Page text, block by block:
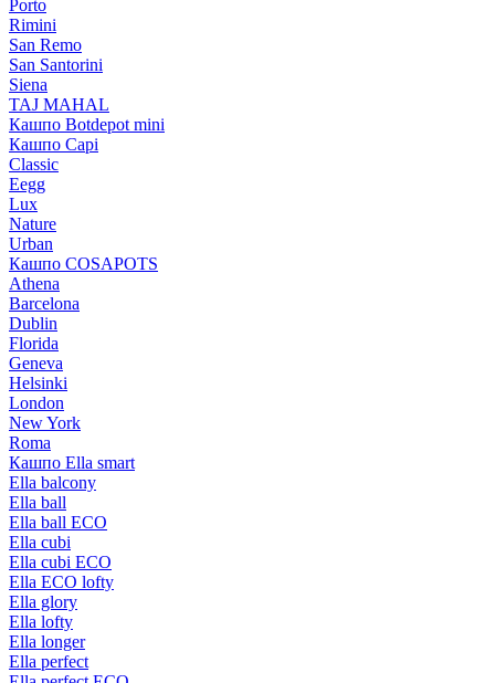
Porto
Rimini
San Remo
San Santorini
Siena
TAJ MAHAL
Кашпо Botdepot mini
Кашпо Capi
Classic
Eegg
Lux
Nature
Urban
Кашпо COSAPOTS
Athena
Barcelona
Dublin
Florida
Geneva
Helsinki
London
New York
Roma
Кашпо Ella smart
Ella balcony
Ella ball
Ella ball ECO
Ella cubi
Ella cubi ECO
Ella ECO lofty
Ella glory
Ella lofty
Ella longer
Ella perfect